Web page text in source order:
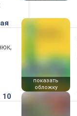
показать
обложку
10